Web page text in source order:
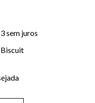
sem juros
Biscuit